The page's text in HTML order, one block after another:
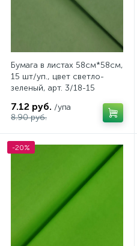
Бумага в листах 58см*58см,
15 шт/уп., цвет светло-
зеленый, арт. 3/18-15
7.12 руб. /упа
8.90 руб.
-20%